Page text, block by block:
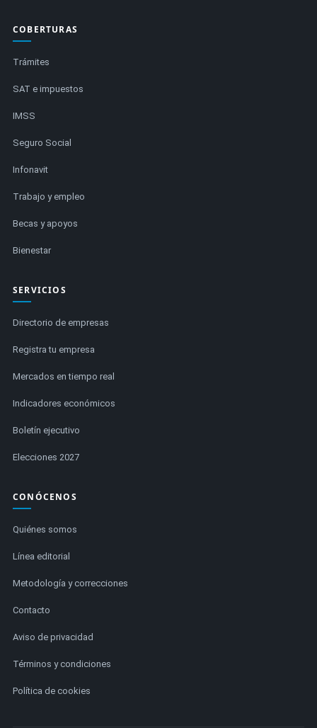
COBERTURAS
Trámites
SAT e impuestos
IMSS
Seguro Social
Infonavit
Trabajo y empleo
Becas y apoyos
Bienestar
SERVICIOS
Directorio de empresas
Registra tu empresa
Mercados en tiempo real
Indicadores económicos
Boletín ejecutivo
Elecciones 2027
CONÓCENOS
Quiénes somos
Línea editorial
Metodología y correcciones
Contacto
Aviso de privacidad
Términos y condiciones
Política de cookies